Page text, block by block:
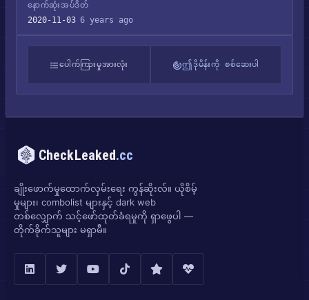
နောက်ဆုံးအပ်ဒိတ်
2020-11-03 6 years ago
ပေါက်ကြားမှုအားလုံး ဤဒိုမိန်းကို စစ်ဆေးပါ
CheckLeaked.cc
ချိုးဖောက်မှုထောက်လှမ်းရေး ကွန်ဆိုးလ်။ ယိုစိမ့်
မှုများ၊ combolist များနှင့် dark web
တစ်လျှောက် သင့်ဖော်ထုတ်ခံရမှုကို ရှာဖွေပါ —
တိုက်ခိုက်သူများ မရှာမီ။